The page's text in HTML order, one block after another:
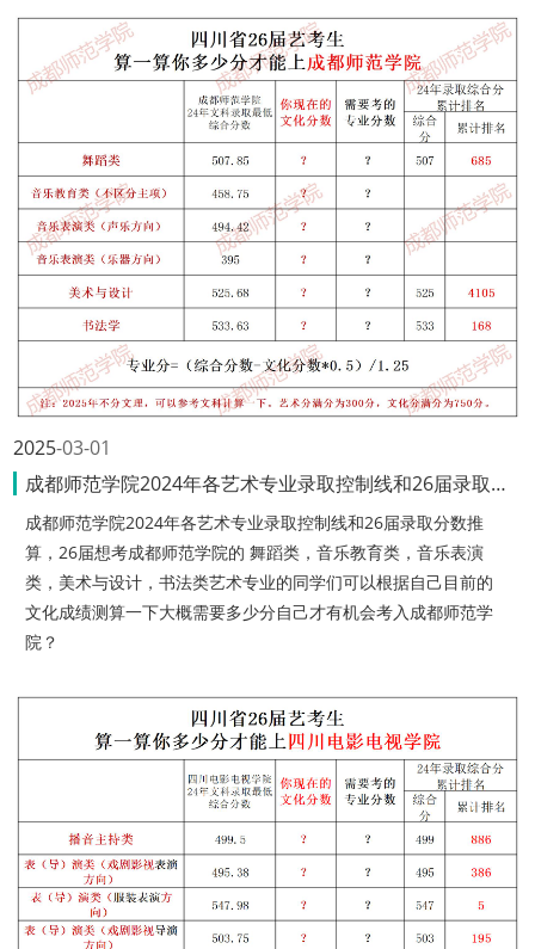
03-01
2025
成都师范学院2024年各艺术专业录取控制线和26届录取分数推算
成都师范学院2024年各艺术专业录取控制线和26届录取分数推
算，26届想考成都师范学院的 舞蹈类，音乐教育类，音乐表演
类，美术与设计，书法类艺术专业的同学们可以根据自己目前的
文化成绩测算一下大概需要多少分自己才有机会考入成都师范学
院？